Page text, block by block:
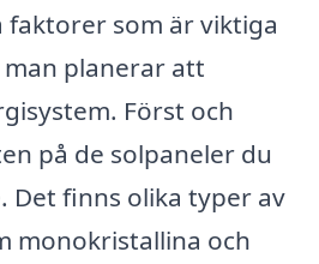
faktorer som är viktiga
planerar att
Först och
på de solpaneler du
Det finns olika typer av
monokristallina och